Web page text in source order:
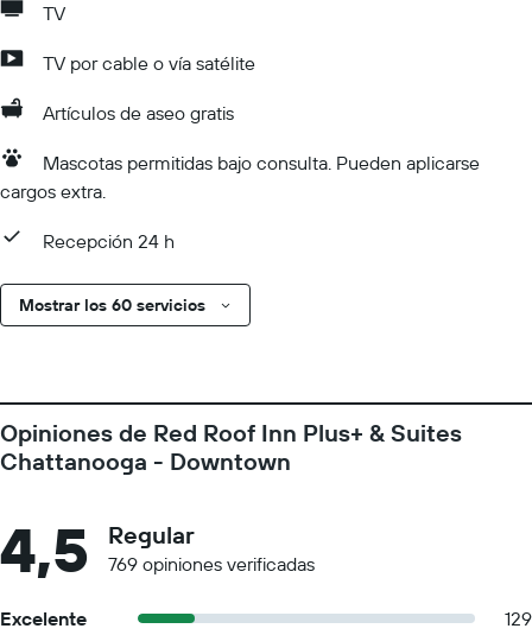
TV
TV por cable o vía satélite
Artículos de aseo gratis
Mascotas permitidas bajo consulta. Pueden aplicarse
cargos extra.
Recepción 24 h
Mostrar los 60 servicios
Opiniones de Red Roof Inn Plus+ & Suites
Chattanooga - Downtown
4,5 Regular
769 opiniones verificadas
Excelente
129